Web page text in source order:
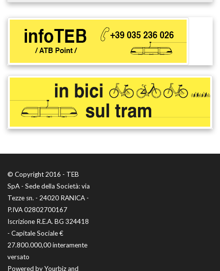
© Copyright 2016 - TEB
SpA - Sede della Società: via
Tezze sn. - 24020 RANICA -
P.IVA 02802700167
Iscrizione R.E.A. BG 324418
- Capitale Sociale €
27.800.000,00 interamente
versato
Powered byYourbizand